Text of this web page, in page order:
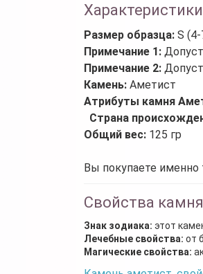
Характеристики
Размер образца: S
Примечание 1:
Примечание 2:
Камень: Аметист
Атрибуты камня
Страна
Общий вес: 125 гр
Вы покупаете именно
Свойства камня
Знак зодиака: этот
Лечебные свойства: от
Магические свойства: